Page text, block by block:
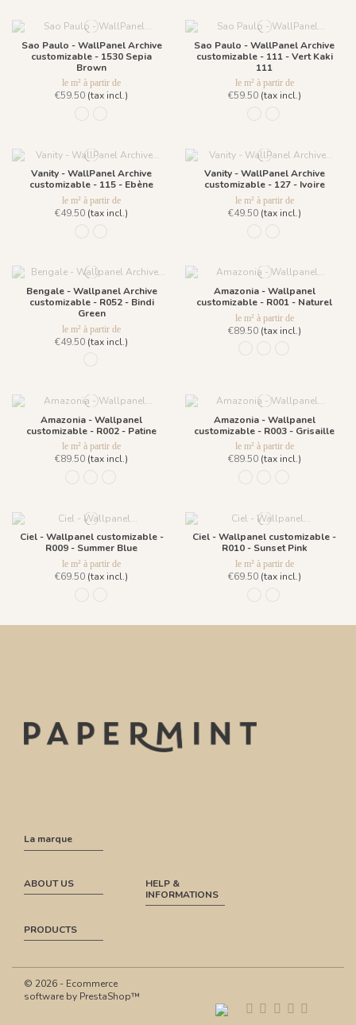
Sao Paulo - WallPanel Archive
customizable - 1530 Sepia
Brown
le m² à partir de
€59.50 (tax incl.)
Sao Paulo - WallPanel Archive
customizable - 111 - Vert Kaki
111
le m² à partir de
€59.50(tax incl.)
Vanity - WallPanel Archive
customizable - 115 - Ebène
le m² à partir de
€49.50 (tax incl.)
Vanity - WallPanel Archive
customizable - 127 - Ivoire
le m² à partir de
€49.50(tax incl.)
Bengale - Wallpanel Archive
customizable - R052 - Bindi
Green
le m² à partir de
€49.50 (tax incl.)
Amazonia - Wallpanel
customizable - R001 - Naturel
le m² à partir de
€89.50(tax incl.)
Amazonia - Wallpanel
customizable - R002 - Patine
le m² à partir de
€89.50 (tax incl.)
Amazonia - Wallpanel
customizable - R003 - Grisaille
le m² à partir de
€89.50(tax incl.)
Ciel - Wallpanel customizable -
R009 - Summer Blue
le m² à partir de
€69.50 (tax incl.)
Ciel - Wallpanel customizable -
R010 - Sunset Pink
le m² à partir de
€69.50(tax incl.)
La marque
ABOUT US
HELP &
INFORMATIONS
PRODUCTS
© 2026 - Ecommerce
software by PrestaShop™